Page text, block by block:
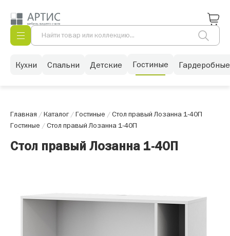
Кухни Спальни Детские Гостиные Гардеробные
Главная /Каталог/Гостиные /Стол правый Лозанна 1-40П
Гостиные /Стол правый Лозанна 1-40П
Стол правый Лозанна 1-40П